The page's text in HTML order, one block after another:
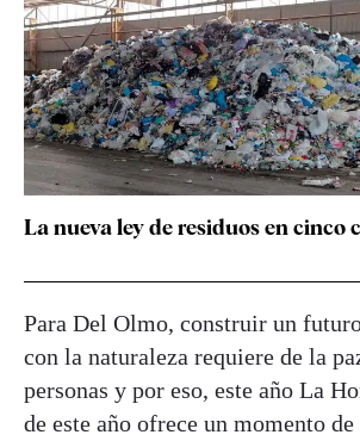
La nueva ley de residuos en cinco
Para Del Olmo, construir un
con la naturaleza requiere de la
personas y por eso, este año La
de este año ofrece un momento